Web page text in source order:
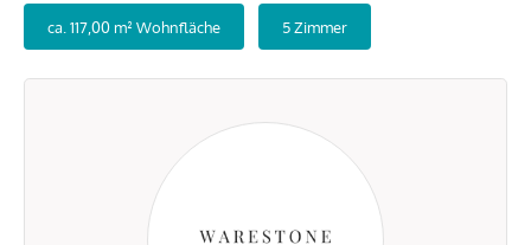
ca. 117,00 m² Wohnfläche 5 Zimmer